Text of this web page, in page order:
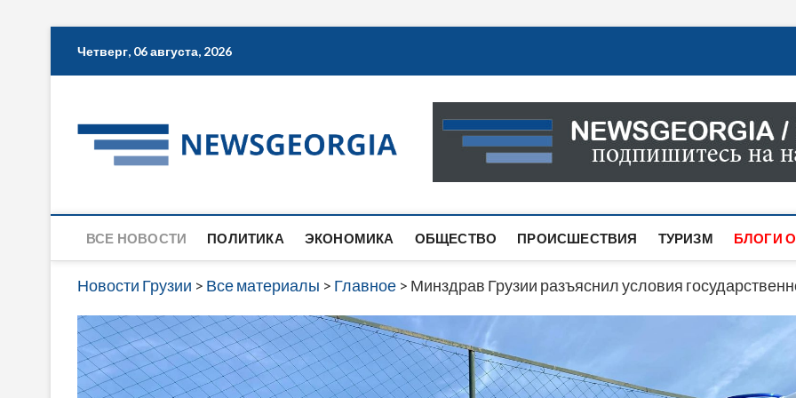
Четверг, 06 августа, 2026
Новости Грузии
САМАЯ АКТУАЛЬНАЯ ИНФОРМАЦИЯ О СОБЫТИЯХ
САЙТЕ ВЫ НАЙДЕТЕ НОВОСТИ ПОЛИТИКИ,
ВСЕ НОВОСТИ ПОЛИТИКА ЭКОНОМИКА ОБЩЕСТВО ПРОИСШЕСТВИЯ ТУРИЗМ БЛОГИ
Новости Грузии > Все материалы > Главное > Минздрав Грузии разъяснил условия